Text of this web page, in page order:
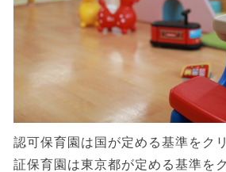
認可保育園は国が定める基準をク
証保育園は東京都が定める基準を